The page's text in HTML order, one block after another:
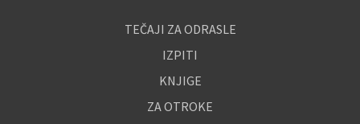
TEČAJI ZA ODRASLE
IZPITI
KNJIGE
ZA OTROKE